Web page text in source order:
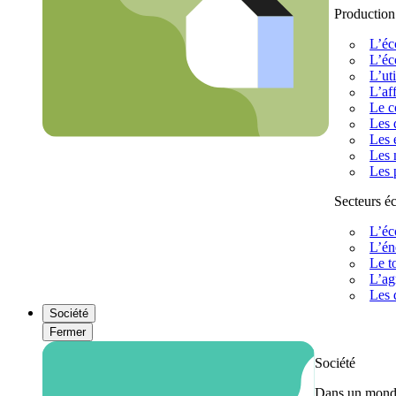
Le
Les
Les
Les
Les
Secteurs
Le
Les
Société
Fermer
Société
Dans un